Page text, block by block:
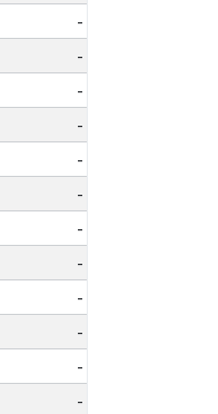
-
-
-
-
-
-
-
-
-
-
-
-